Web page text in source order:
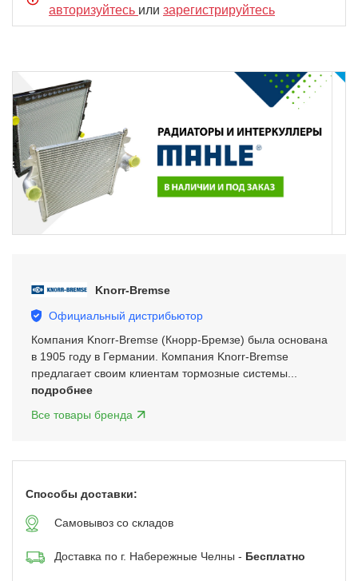
авторизуйтесь или зарегистрируйтесь
Knorr-Bremse
Официальный дистрибьютор
Компания Knorr-Bremse (Кнорр-Бремзе) была основана
в 1905 году в Германии. Компания Knorr-Bremse
предлагает своим клиентам тормозные системы...
подробнее
Все товары бренда
Способы доставки:
Самовывоз со складов
Доставка по г. Набережные Челны - Бесплатно